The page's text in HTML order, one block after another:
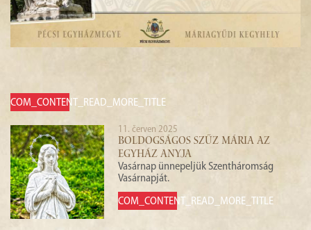
COM_CONTENT_READ_MORE_TITLE
11. červen 2025
BOLDOGSÁGOS SZŰZ MÁRIA AZ
EGYHÁZ ANYJA
Vasárnap ünnepeljük Szentháromság
Vasárnapját.
COM_CONTENT_READ_MORE_TITLE